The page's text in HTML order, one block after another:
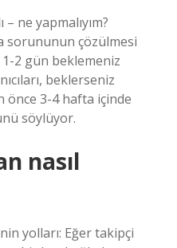
ne yapmalıyım?
sorununun çözülmesi
2 gün beklemeniz
beklerseniz
önce 3-4 hafta içinde
söylüyor.
nasıl
yolları: Eğer takipçi